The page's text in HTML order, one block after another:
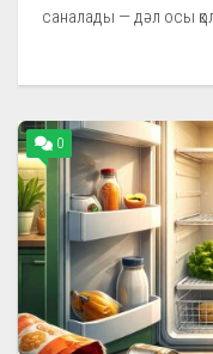
саналады — дәл осы
0